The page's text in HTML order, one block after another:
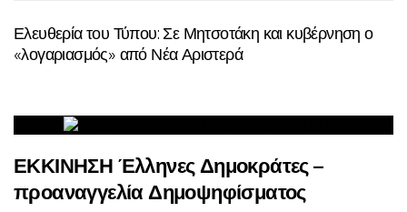
Ελευθερία του Τύπου: Σε Μητσοτάκη και κυβέρνηση ο
«λογαριασμός» από Νέα Αριστερά
ΕΚΚΙΝΗΣΗ Έλληνες Δημοκράτες –
προαναγγελία Δημοψηφίσματος